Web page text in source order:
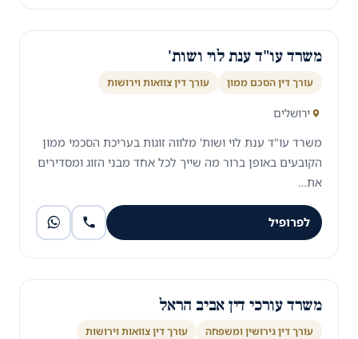
משרד עו"ד ענת לוי ושות'
עורך דין הסכם ממון עורך דין צוואות וירושות
ירושלים
משרד עו"ד ענת לוי ושות' מלווה זוגות בעריכת הסכמי ממון
הקובעים באופן ברור מה שייך לכל אחד מבני הזוג ומסדירים
את…
לפרופיל
משרד עורכי דין אביב הראל
עורך דין גירושין ומשפחה עורך דין צוואות וירושות